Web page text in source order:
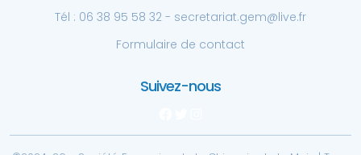
Tél : 06 38 95 58 32 - secretariat.gem@live.fr
Formulaire de contact
Suivez-nous